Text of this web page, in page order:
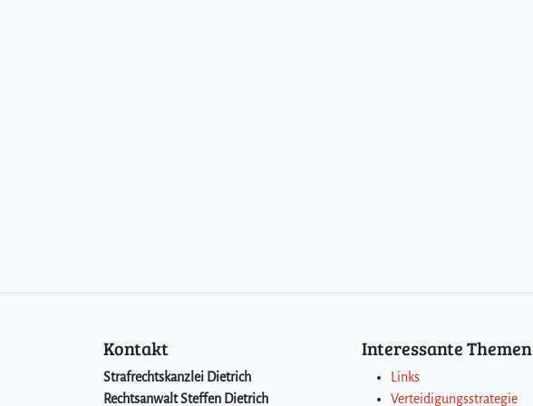
Kontakt
Strafrechtskanzlei Dietrich
Rechtsanwalt Steffen Dietrich
Interessante Themen
Links
Verteidigungsstrategie